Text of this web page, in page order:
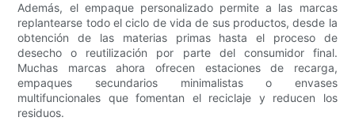
Además, el empaque personalizado permite a las marcas
replantearse todo el ciclo de vida de sus productos, desde la
obtención de las materias primas hasta el proceso de
desecho o reutilización por parte del consumidor final.
Muchas marcas ahora ofrecen estaciones de recarga,
empaques secundarios minimalistas o envases
multifuncionales que fomentan el reciclaje y reducen los
residuos.